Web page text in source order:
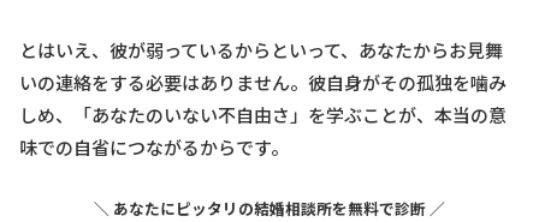
とはいえ、彼が弱っているからといって、あなたからお見舞
いの連絡をする必要はありません。彼自身がその孤独を噛み
しめ、「あなたのいない不自由さ」を学ぶことが、本当の意
味での自省につながるからです。
＼ あなたにピッタリの結婚相談所を無料で診断 ／